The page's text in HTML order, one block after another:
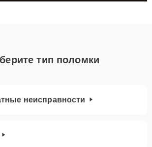
тип поломки
неисправности